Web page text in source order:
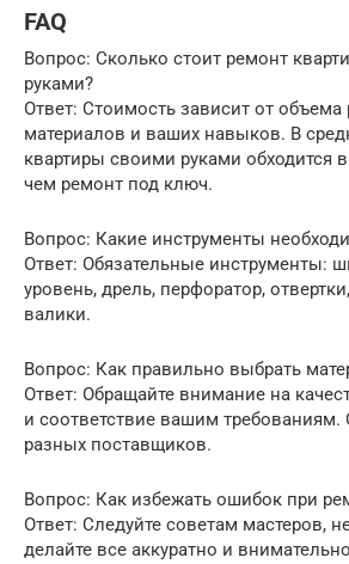
FAQ
Вопрос: Сколько стоит ремонт
руками?
Ответ: Стоимость зависит от
материалов и ваших навыков. В
квартиры своими руками обходится
чем ремонт под ключ.
Вопрос: Какие инструменты
Ответ: Обязательные инструменты:
уровень, дрель, перфоратор,
валики.
Вопрос: Как правильно выбрать
Ответ: Обращайте внимание на
и соответствие вашим требованиям.
разных поставщиков.
Вопрос: Как избежать ошибок при
Ответ: Следуйте советам мастеров,
делайте все аккуратно и